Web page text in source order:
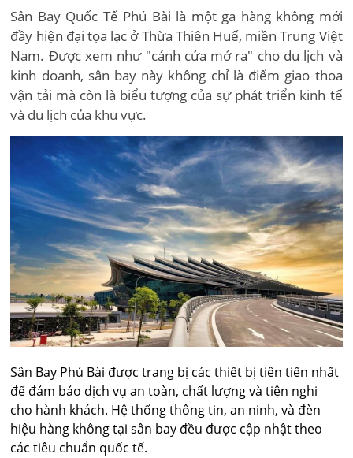
Sân Bay Quốc Tế Phú Bài là một ga hàng không mới
đầy hiện đại tọa lạc ở Thừa Thiên Huế, miền Trung Việt
Nam. Được xem như "cánh cửa mở ra" cho du lịch và
kinh doanh, sân bay này không chỉ là điểm giao thoa
vận tải mà còn là biểu tượng của sự phát triển kinh tế
và du lịch của khu vực.
Sân Bay Phú Bài được trang bị các thiết bị tiên tiến nhất
để đảm bảo dịch vụ an toàn, chất lượng và tiện nghi
cho hành khách. Hệ thống thông tin, an ninh, và đèn
hiệu hàng không tại sân bay đều được cập nhật theo
các tiêu chuẩn quốc tế.